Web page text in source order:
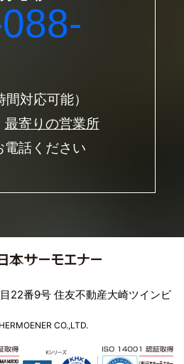
間対応可能）
最寄りの営業所
電話ください
22番9号 住友不動産大崎ツインビ
CO.,LTD.